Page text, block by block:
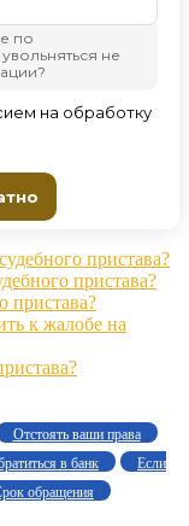
пристава?
пристава?
пристава?
к жалобе на
Отстоять ваши права
в банк
Если
обращения